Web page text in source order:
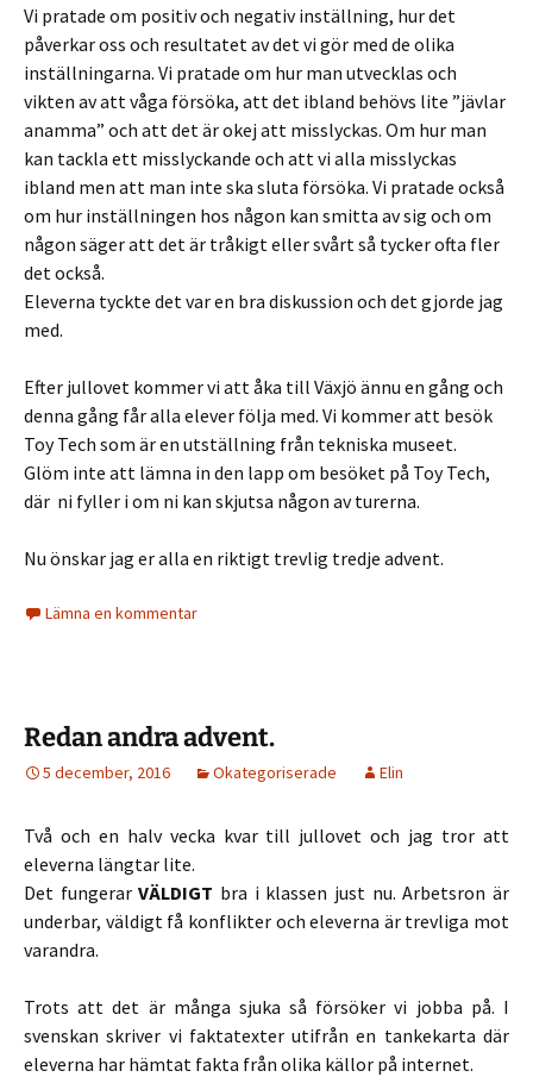
Vi pratade om positiv och negativ inställning, hur det
påverkar oss och resultatet av det vi gör med de olika
inställningarna. Vi pratade om hur man utvecklas och
vikten av att våga försöka, att det ibland behövs lite ”jävlar
anamma” och att det är okej att misslyckas. Om hur man
kan tackla ett misslyckande och att vi alla misslyckas
ibland men att man inte ska sluta försöka. Vi pratade också
om hur inställningen hos någon kan smitta av sig och om
någon säger att det är tråkigt eller svårt så tycker ofta fler
det också.
Eleverna tyckte det var en bra diskussion och det gjorde jag
med.
Efter jullovet kommer vi att åka till Växjö ännu en gång och
denna gång får alla elever följa med. Vi kommer att besök
Toy Tech som är en utställning från tekniska museet.
Glöm inte att lämna in den lapp om besöket på Toy Tech,
där ni fyller i om ni kan skjutsa någon av turerna.
Nu önskar jag er alla en riktigt trevlig tredje advent.
Lämna en kommentar
Redan andra advent.
5 december, 2016 Okategoriserade Elin
Två och en halv vecka kvar till jullovet och jag tror att
eleverna längtar lite.
Det fungerarVÄLDIGT bra i klassen just nu. Arbetsron är
underbar, väldigt få konflikter och eleverna är trevliga mot
varandra.
Trots att det är många sjuka så försöker vi jobba på. I
svenskan skriver vi faktatexter utifrån en tankekarta där
eleverna har hämtat fakta från olika källor på internet.